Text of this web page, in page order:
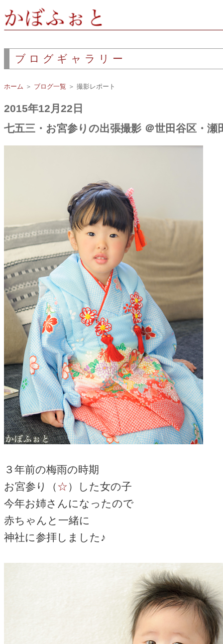
ブログギャラリー
ホーム ＞ ブログ一覧 ＞ 撮影レポート
2015年12月22日
七五三・お宮参りの出張撮影 ＠世田谷区・瀬
３年前の梅雨の時期
お宮参り（☆）した女の子
今年お姉さんになったので
赤ちゃんと一緒に
神社に参拝しました♪